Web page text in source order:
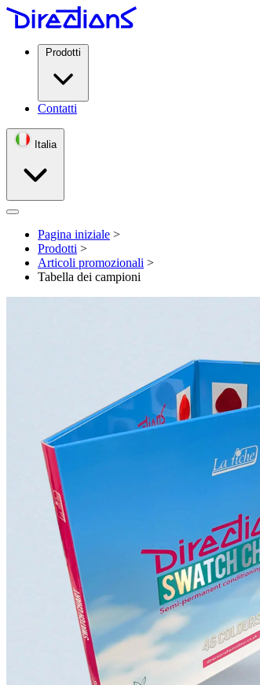
Prodotti
Contatti
Italia
Open menu
Pagina iniziale >
Prodotti >
Articoli promozionali >
Tabella dei campioni